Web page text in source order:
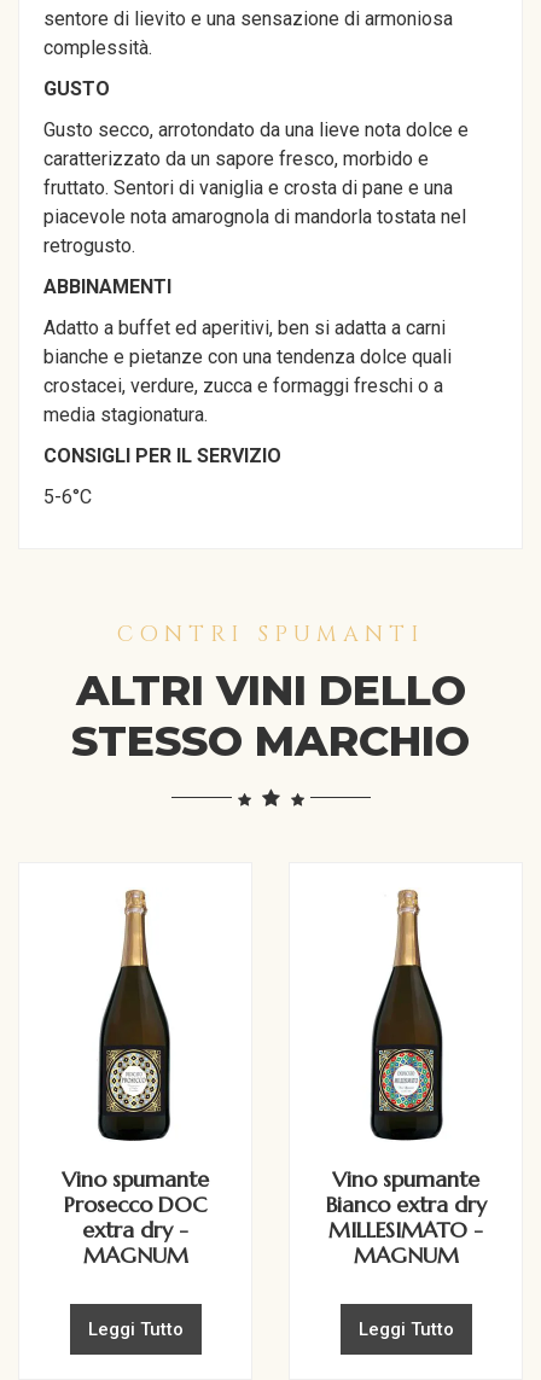
sentore di lievito e una sensazione di armoniosa
complessità.
GUSTO
Gusto secco, arrotondato da una lieve nota dolce e
caratterizzato da un sapore fresco, morbido e
fruttato. Sentori di vaniglia e crosta di pane e una
piacevole nota amarognola di mandorla tostata nel
retrogusto.
ABBINAMENTI
Adatto a buffet ed aperitivi, ben si adatta a carni
bianche e pietanze con una tendenza dolce quali
crostacei, verdure, zucca e formaggi freschi o a
media stagionatura.
CONSIGLI PER IL SERVIZIO
5-6°C
CONTRI SPUMANTI
ALTRI VINI DELLO
STESSO MARCHIO
Vino spumante
Prosecco DOC
extra dry -
MAGNUM
Leggi Tutto
Vino spumante
Bianco extra dry
MILLESIMATO -
MAGNUM
Leggi Tutto